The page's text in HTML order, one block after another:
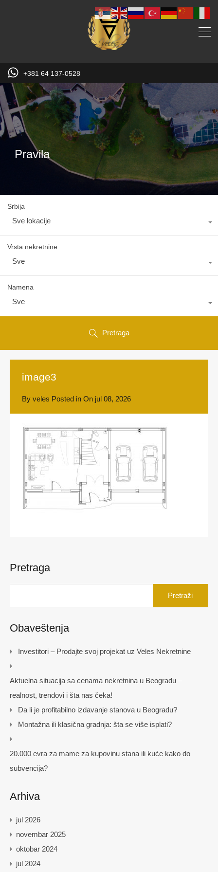
+381 64 137-0528
Pravila
Srbija
Sve lokacije
Vrsta nekretnine
Sve
Namena
Sve
Pretraga
image3
By veles Posted in On jul 08, 2026
Pretraga
Obaveštenja
Investitori – Prodajte svoj projekat uz Veles Nekretnine
Aktuelna situacija sa cenama nekretnina u Beogradu –
realnost, trendovi i šta nas čeka!
Da li je profitabilno izdavanje stanova u Beogradu?
Montažna ili klasična gradnja: šta se više isplati?
20.000 evra za mame za kupovinu stana ili kuće kako do
subvencija?
Arhiva
jul 2026
novembar 2025
oktobar 2024
jul 2024